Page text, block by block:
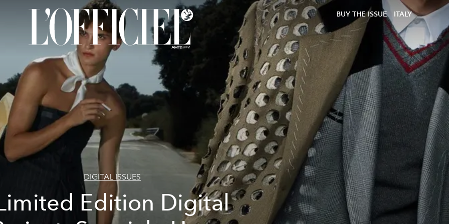
BUY THE ISSUE ITALY
DIGITAL ISSUES
Edition Digital